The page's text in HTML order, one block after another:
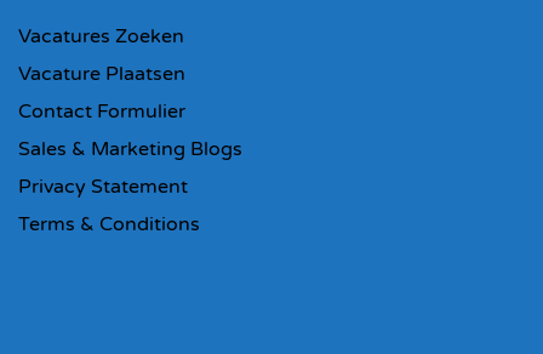
Vacatures Zoeken
Vacature Plaatsen
Contact Formulier
Sales & Marketing Blogs
Privacy Statement
Terms & Conditions